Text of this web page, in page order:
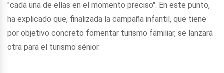
"cada una de ellas en el momento preciso". En este punto,
ha explicado que, finalizada la campaña infantil, que tiene
por objetivo concreto fomentar turismo familiar, se lanzará
otra para el turismo sénior.